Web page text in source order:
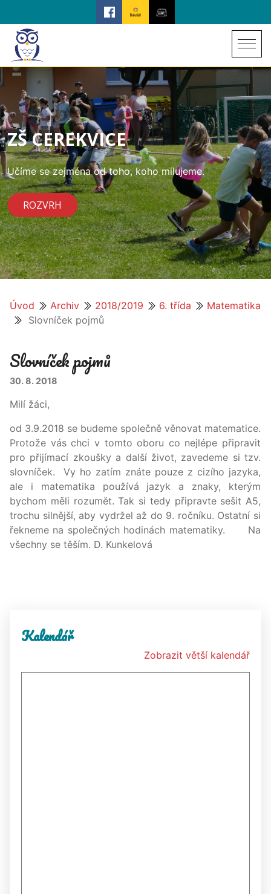
ZŠ CEREKVICE
Učíme se zejména od toho, koho milujeme.
ROZVRH
Úvod Archiv 2018/2019 6. třída
Matematika
Slovníček pojmů
Slovníček pojmů
30. 8. 2018
Milí žáci,
od 3.9.2018 se budeme společně věnovat matematice.
Protože vás chci v tomto oboru co nejlépe připravit
pro přijímací zkoušky a další život, zavedeme si tzv.
slovníček. Vy ho zatím znáte pouze z cizího jazyka,
ale i matematika používá jazyk a znaky, kterým
bychom měli rozumět. Tak si tedy připravte sešit A5,
trochu silnější, aby vydržel až do 9. ročníku. Ostatní si
řekneme na společných hodinách matematiky. Na
všechny se těším. D. Kunkelová
Kalendář
Zobrazit větší kalendář